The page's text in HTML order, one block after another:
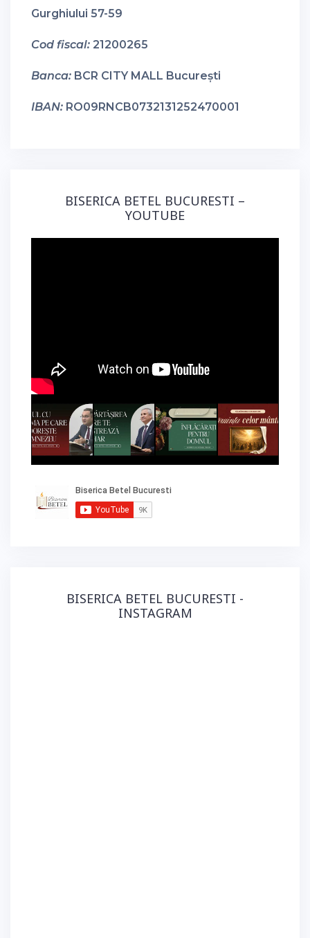
Gurghiului 57-59
Cod fiscal: 21200265
Banca: BCR CITY MALL București
IBAN: RO09RNCB0732131252470001
BISERICA BETEL BUCURESTI –
YOUTUBE
BISERICA BETEL BUCURESTI -
INSTAGRAM